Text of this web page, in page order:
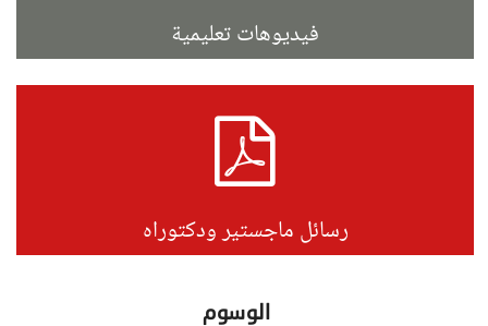
فيديوهات تعليمية
رسائل ماجستير ودكتوراه
الوسوم